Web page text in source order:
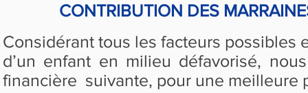
CONTRIBUTION DES
Considérant tous les facteurs possibles
d’un enfant en milieu défavorisé,
financière suivante, pour une meilleure